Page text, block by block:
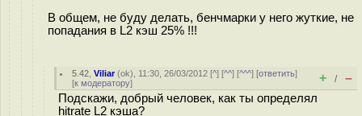
В общем, не буду делать, бенчмарки у него жуткие, не
попадания в L2 кэш 25% !!!
5.42 ,Viliar(ok), 11:30, 26/03/2012 [^] [^^] [^^^] [ответить]
[к модератору] + / –
Подскажи, добрый человек, как ты определял
hitrate L2 кэша?